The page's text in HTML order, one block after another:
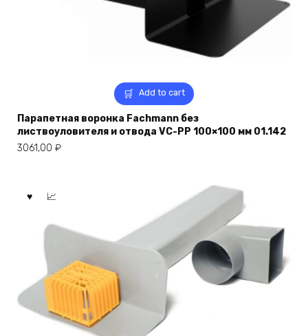
Add to cart
Парапетная воронка Fachmann без
листвоуловителя и отвода VC-PP 100×100 мм 01.142
3061,00 ₽